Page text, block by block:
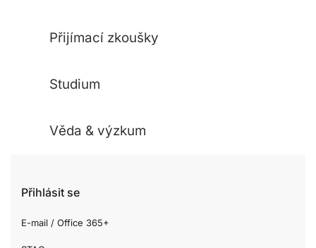
Přijímací zkoušky
Studium
Věda & výzkum
Přihlásit se
E-mail / Office 365+